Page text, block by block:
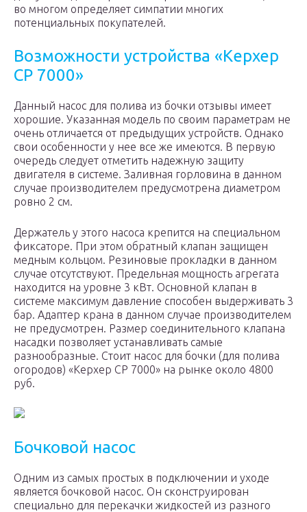
во многом определяет симпатии многих
потенциальных покупателей.
Возможности устройства «Керхер
СР 7000»
Данный насос для полива из бочки отзывы имеет
хорошие. Указанная модель по своим параметрам не
очень отличается от предыдущих устройств. Однако
свои особенности у нее все же имеются. В первую
очередь следует отметить надежную защиту
двигателя в системе. Заливная горловина в данном
случае производителем предусмотрена диаметром
ровно 2 см.
Держатель у этого насоса крепится на специальном
фиксаторе. При этом обратный клапан защищен
медным кольцом. Резиновые прокладки в данном
случае отсутствуют. Предельная мощность агрегата
находится на уровне 3 кВт. Основной клапан в
системе максимум давление способен выдерживать 3
бар. Адаптер крана в данном случае производителем
не предусмотрен. Размер соединительного клапана
насадки позволяет устанавливать самые
разнообразные. Стоит насос для бочки (для полива
огородов) «Керхер СР 7000» на рынке около 4800
руб.
Бочковой насос
Одним из самых простых в подключении и уходе
является бочковой насос. Он сконструирован
специально для перекачки жидкостей из разного